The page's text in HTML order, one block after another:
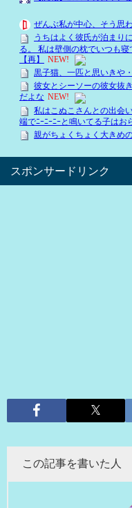
スポンサードリンク
この記事を書いた人